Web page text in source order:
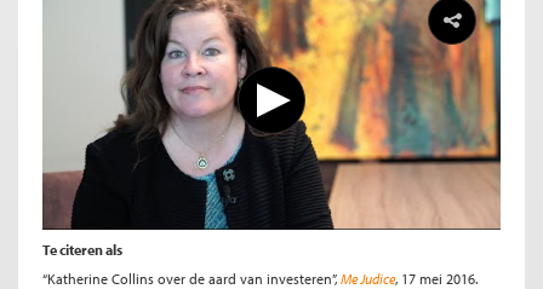
Te citeren als
“Katherine Collins over de aard van investeren”, Me Judice, 17 mei 2016.